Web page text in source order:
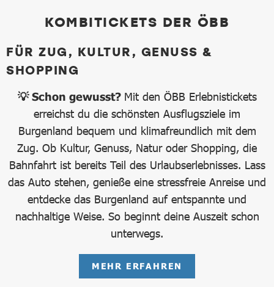
KOMBITICKETS DER ÖBB
FÜR ZUG, KULTUR, GENUSS &
SHOPPING
💡 Schon gewusst? Mit den ÖBB Erlebnistickets
erreichst du die schönsten Ausflugsziele im
Burgenland bequem und klimafreundlich mit dem
Zug. Ob Kultur, Genuss, Natur oder Shopping, die
Bahnfahrt ist bereits Teil des Urlaubserlebnisses. Lass
das Auto stehen, genieße eine stressfreie Anreise und
entdecke das Burgenland auf entspannte und
nachhaltige Weise. So beginnt deine Auszeit schon
unterwegs.
MEHR ERFAHREN